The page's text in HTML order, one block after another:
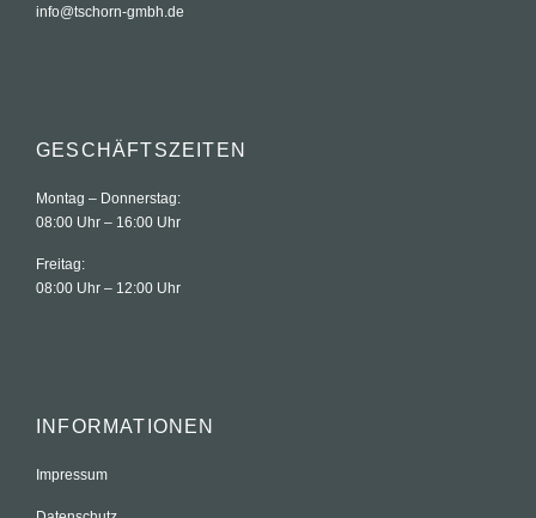
info@tschorn-gmbh.de
GESCHÄFTSZEITEN
Montag – Donnerstag:
08:00 Uhr – 16:00 Uhr
Freitag:
08:00 Uhr – 12:00 Uhr
INFORMATIONEN
Impressum